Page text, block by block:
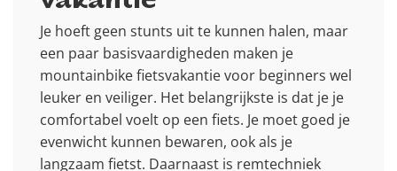
Je hoeft geen stunts uit te kunnen halen, maar
een paar basisvaardigheden maken je
mountainbike fietsvakantie voor beginners wel
leuker en veiliger. Het belangrijkste is dat je je
comfortabel voelt op een fiets. Je moet goed je
evenwicht kunnen bewaren, ook als je
langzaam fietst. Daarnaast is remtechniek